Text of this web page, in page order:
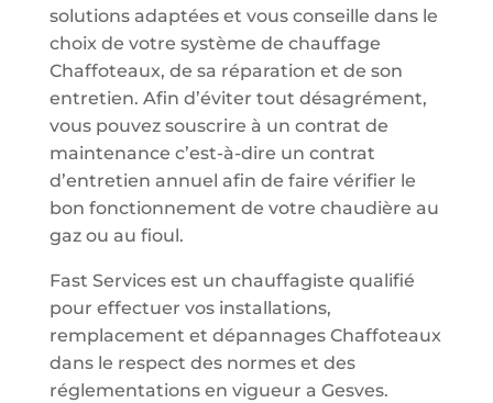
solutions adaptées et vous conseille dans le
choix de votre système de chauffage
Chaffoteaux, de sa réparation et de son
entretien. Afin d’éviter tout désagrément,
vous pouvez souscrire à un contrat de
maintenance c’est-à-dire un contrat
d’entretien annuel afin de faire vérifier le
bon fonctionnement de votre chaudière au
gaz ou au fioul.
Fast Services est un chauffagiste qualifié
pour effectuer vos installations,
remplacement et dépannages Chaffoteaux
dans le respect des normes et des
réglementations en vigueur a Gesves.